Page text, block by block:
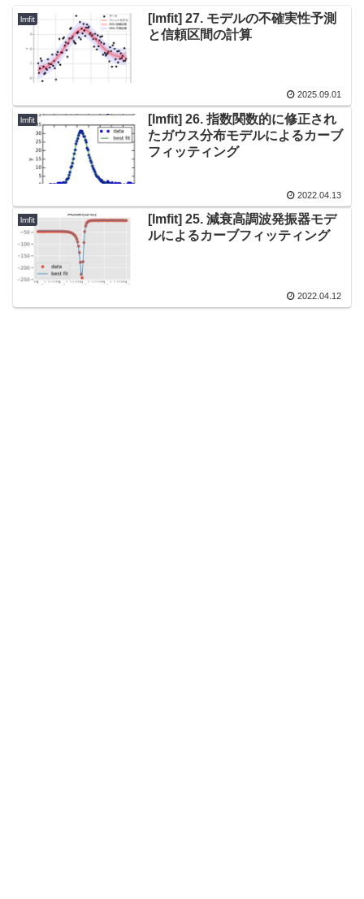
lmfit
[lmfit] 27. モデルの不確実性予測
と信頼区間の計算
2025.09.01
lmfit
[lmfit] 26. 指数関数的に修正され
たガウス分布モデルによるカーブ
フィッティング
2022.04.13
lmfit
[lmfit] 25. 減衰高調波発振器モデ
ルによるカーブフィッティング
2022.04.12